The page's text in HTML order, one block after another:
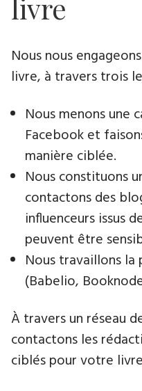
livre
Nous nous
livre​, à travers trois
Nous menons une
Facebook et
manière ciblée.
Nous constituons
contactons des
influenceurs issus
peuvent être
Nous travaillons
(Babelio,
À travers un réseau
contactons les
ciblés pour votre